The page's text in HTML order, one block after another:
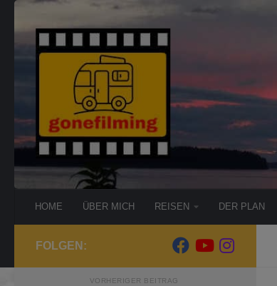
HOME ÜBER MICH REISEN DER PLAN
FOLGEN:
VORHERIGER BEITRAG